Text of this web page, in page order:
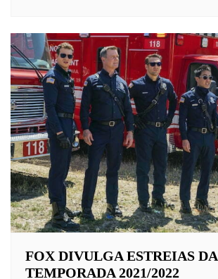
FOX DIVULGA ESTREIAS DA
TEMPORADA 2021/2022